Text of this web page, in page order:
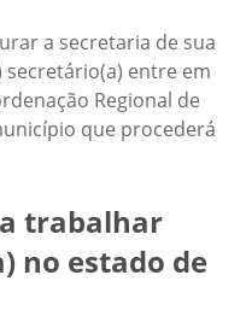
a secretaria de sua
entre em
Regional de
que procederá
trabalhar
no estado de